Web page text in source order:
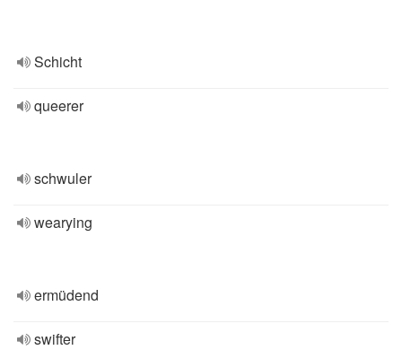
Schicht
queerer
schwuler
wearying
ermüdend
swifter